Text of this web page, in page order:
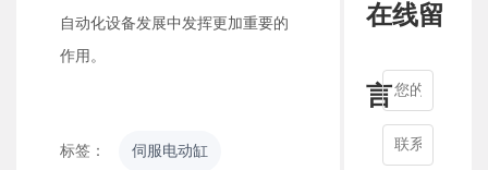
自动化设备发展中发挥更加重要的
作用。
标签： 伺服电动缸
在线留
言